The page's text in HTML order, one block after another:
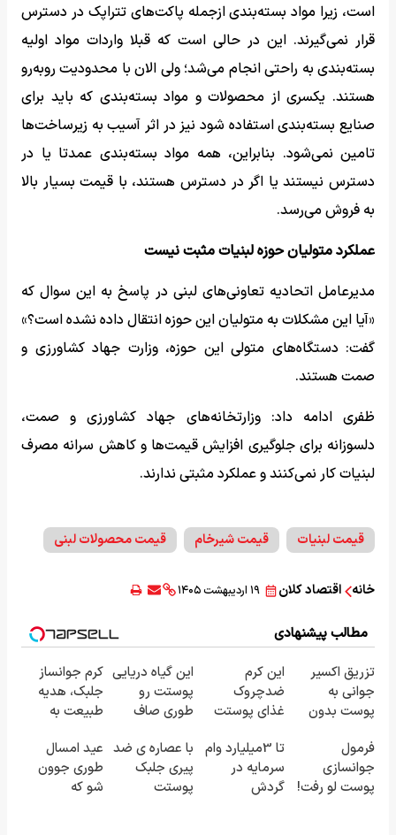
است، زیرا مواد بسته‌بندی ازجمله پاکت‌های تتراپک در دسترس
قرار نمی‌گیرند. این در حالی است که قبلا واردات مواد اولیه
بسته‌بندی به راحتی انجام می‌شد؛ ولی الان با محدودیت رو‌به‌رو
هستند. یکسری از محصولات و مواد بسته‌بندی که باید برای
صنایع بسته‌بندی استفاده شود نیز در اثر آسیب به زیرساخت‌ها
تامین نمی‌شود. بنابراین، همه مواد بسته‌بندی عمدتا یا در
دسترس نیستند یا اگر در دسترس هستند، با قیمت بسیار بالا
به فروش می‌رسد.
عملکرد متولیان حوزه لبنیات مثبت نیست
مدیرعامل اتحادیه تعاونی‌های لبنی در پاسخ به این سوال که
«آیا این مشکلات به متولیان این حوزه انتقال داده نشده است؟»
گفت: دستگاه‌های متولی این حوزه، وزارت جهاد کشاورزی و
صمت هستند.
ظفری ادامه داد: وزارتخانه‌های جهاد کشاورزی و صمت،
دلسوزانه برای جلوگیری افزایش قیمت‌ها و کاهش سرانه مصرف
لبنیات کار نمی‌کنند و عملکرد مثبتی ندارند.
قیمت لبنیات قیمت شیرخام قیمت محصولات لبنی
خانه اقتصاد کلان ۱۹ اردیبهشت ۱۴۰۵
مطالب پیشنهادی
تزریق اکسیر
جوانی به
پوست بدون
این کرم
ضدچروک
غذای پوستت
(خرید با
40%تخفیف)
این گیاه دریایی
پوستت رو
طوری صاف
20سال جوون
شدی🔥
کرم جوانساز
جلبک، هدیه
طبیعت به
تخفیف ویژه)
فرمول
جوانسازی
پوست لو رفت!
تا 3میلیارد وام
سرمایه در
گردش
با عصاره ی ضد
پیری جلبک
پوستت
عید امسال
طوری جوون
شو که